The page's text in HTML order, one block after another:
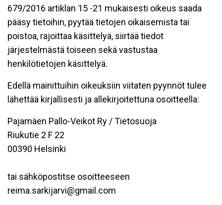
679/2016 artiklan 15 -21 mukaisesti oikeus saada
pääsy tietoihin, pyytää tietojen oikaisemista tai
poistoa, rajoittaa käsittelyä, siirtää tiedot
järjestelmästä toiseen sekä vastustaa
henkilötietojen käsittelyä.
Edellä mainittuihin oikeuksiin viitaten pyynnöt tulee
lähettää kirjallisesti ja allekirjoitettuna osoitteella:
Pajamäen Pallo-Veikot Ry / Tietosuoja
Riukutie 2 F 22
00390 Helsinki
tai sähköpostitse osoitteeseen
reima.sarkijarvi@gmail.com